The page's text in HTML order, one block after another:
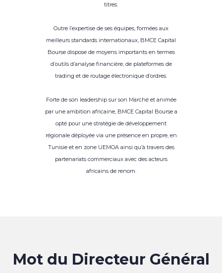
titres.
Outre l’expertise de ses équipes, formées aux
meilleurs standards internationaux, BMCE Capital
Bourse dispose de moyens importants en termes
d’outils d’analyse financière, de plateformes de
trading et de routage électronique d’ordres.
Forte de son leadership sur son Marché et animée
par une ambition africaine, BMCE Capital Bourse a
opté pour une stratégie de développement
régionale déployée via une présence en propre, en
Tunisie et en zone UEMOA ainsi qu’à travers des
partenariats commerciaux avec des acteurs
africains de renom.
Mot du Directeur Général